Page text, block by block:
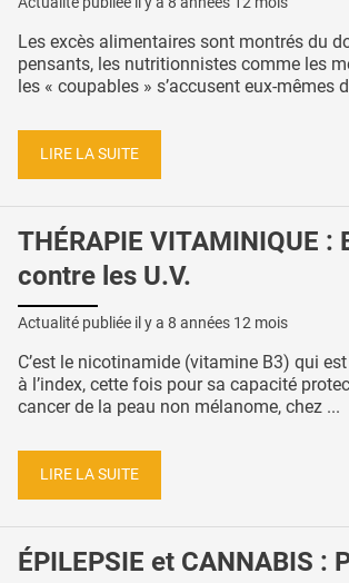
Les excès alimentaires sont montrés du
pensants, les nutritionnistes comme les
les « coupables » s’accusent eux-mêmes
LIRE LA SUITE
THÉRAPIE VITAMINIQUE :
contre les U.V.
Actualité publiée il y a 8 années 12 mois
C’est le nicotinamide (vitamine B3) qui
à l’index, cette fois pour sa capacité
cancer de la peau non mélanome, chez ...
LIRE LA SUITE
ÉPILEPSIE et CANNABIS :